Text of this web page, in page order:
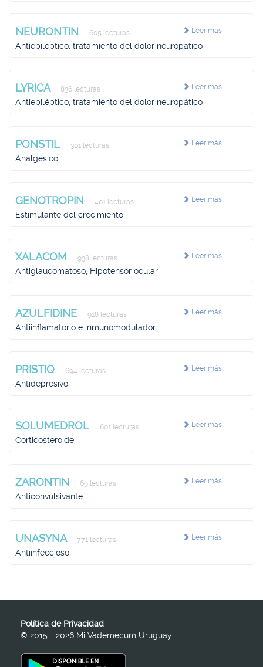
Leer más
NEURONTIN 605 lecturas
Antiepiléptico, tratamiento del dolor neuropático
Leer más
LYRICA 836 lecturas
Antiepiléptico, tratamiento del dolor neuropático
Leer más
PONSTIL 301 lecturas
Analgésico
Leer más
GENOTROPIN 401 lecturas
Estimulante del crecimiento
Leer más
XALACOM 938 lecturas
Antiglaucomatoso, Hipotensor ocular
Leer más
AZULFIDINE 918 lecturas
Antiinflamatorio e inmunomodulador
Leer más
PRISTIQ 694 lecturas
Antidepresivo
Leer más
SOLUMEDROL 601 lecturas
Corticosteroide
Leer más
ZARONTIN 69 lecturas
Anticonvulsivante
Leer más
UNASYNA 771 lecturas
Antiinfeccioso
Política de Privacidad
© 2015 - 2026 Mi Vademecum Uruguay